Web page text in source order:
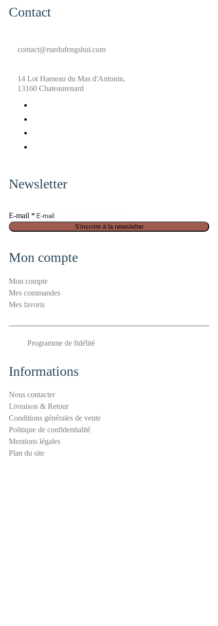
Contact
contact@ruedufengshui.com
14 Lot Hameau du Mas d'Antonin,
13160 Chateaurenard
Newsletter
E-mail *
a
i
s
p
a
a
l
S
é
c
u
r
S'inscrire à la newsletter
Mon compte
Mon compte
Mes commandes
Mes favoris
Programme de fidélité
Informations
Nous contacter
Livraison & Retour
Conditions générales de vente
Politique de confidentialité
Mentions légales
Plan du site